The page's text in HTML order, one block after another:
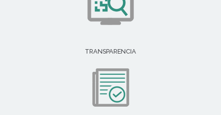
TRANSPARENCIA